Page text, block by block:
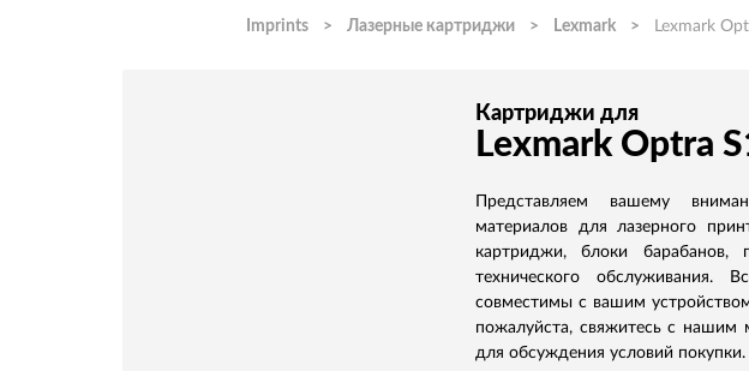
Imprints > Лазерные картриджи > Lexmark > Lexmark
Картриджи для
Lexmark Optra
Представляем вашему
материалов для лазерного
картриджи, блоки
технического обслуживания.
совместимы с вашим
пожалуйста, свяжитесь с
для обсуждения условий покупки.